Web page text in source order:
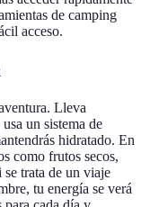
de camping
acceso.
Lleva
un sistema de
hidratado. En
como frutos secos,
trata de un viaje
tu energía se verá